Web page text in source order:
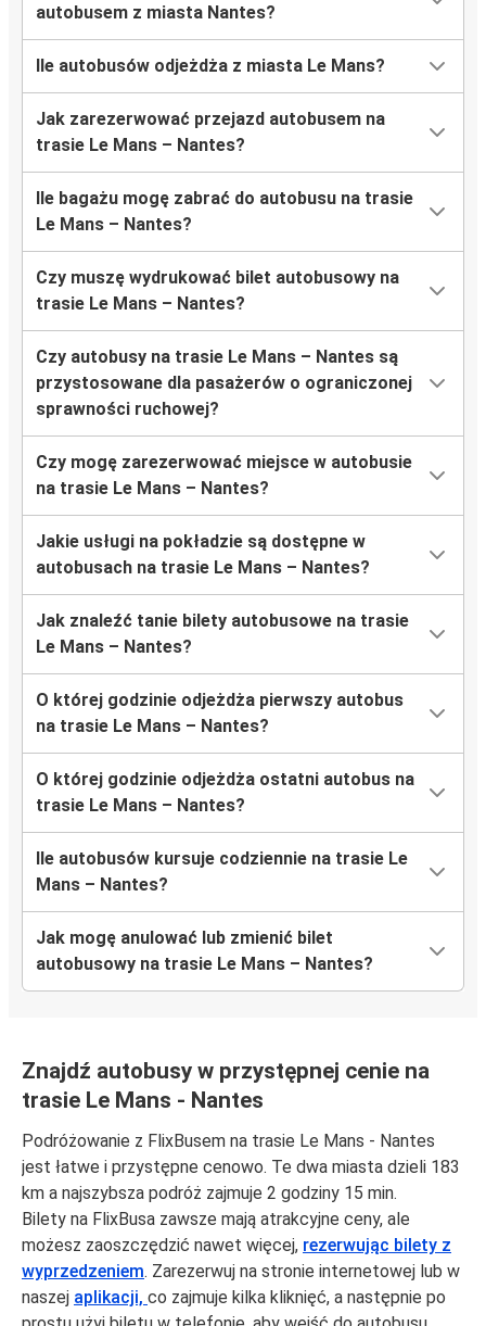
autobusem z miasta Nantes?
Ile autobusów odjeżdża z miasta Le Mans?
Jak zarezerwować przejazd autobusem na
trasie Le Mans – Nantes?
Ile bagażu mogę zabrać do autobusu na trasie
Le Mans – Nantes?
Czy muszę wydrukować bilet autobusowy na
trasie Le Mans – Nantes?
Czy autobusy na trasie Le Mans – Nantes są
przystosowane dla pasażerów o ograniczonej
sprawności ruchowej?
Czy mogę zarezerwować miejsce w autobusie
na trasie Le Mans – Nantes?
Jakie usługi na pokładzie są dostępne w
autobusach na trasie Le Mans – Nantes?
Jak znaleźć tanie bilety autobusowe na trasie
Le Mans – Nantes?
O której godzinie odjeżdża pierwszy autobus
na trasie Le Mans – Nantes?
O której godzinie odjeżdża ostatni autobus na
trasie Le Mans – Nantes?
Ile autobusów kursuje codziennie na trasie Le
Mans – Nantes?
Jak mogę anulować lub zmienić bilet
autobusowy na trasie Le Mans – Nantes?
Znajdź autobusy w przystępnej cenie na
trasie Le Mans - Nantes
Podróżowanie z FlixBusem na trasie Le Mans - Nantes
jest łatwe i przystępne cenowo. Te dwa miasta dzieli 183
km a najszybsza podróż zajmuje 2 godziny 15 min.
Bilety na FlixBusa zawsze mają atrakcyjne ceny, ale
możesz zaoszczędzić nawet więcej, rezerwując bilety z
wyprzedzeniem. Zarezerwuj na stronie internetowej lub w
naszej aplikacji, co zajmuje kilka kliknięć, a następnie po